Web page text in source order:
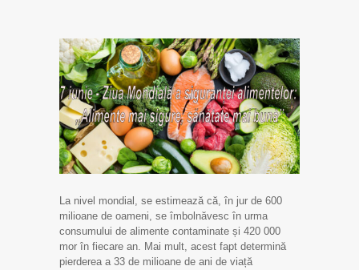
La nivel mondial, se estimează că, în jur de 600
milioane de oameni, se îmbolnăvesc în urma
consumului de alimente contaminate și 420 000
mor în fiecare an. Mai mult, acest fapt determină
pierderea a 33 de milioane de ani de viață